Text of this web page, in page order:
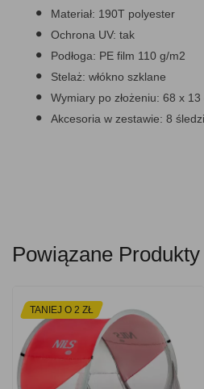
Materiał: 190T polyester
Ochrona UV: tak
Podłoga: PE film 110 g/m2
Stelaż: włókno szklane
Wymiary po złożeniu: 68 x 13
Akcesoria w zestawie: 8
Powiązane Produkty
TANIEJ O 2 ZŁ